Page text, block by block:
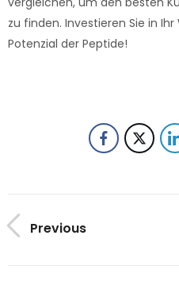
zu finden. Investieren Sie in
Potenzial der Peptide!
Previous